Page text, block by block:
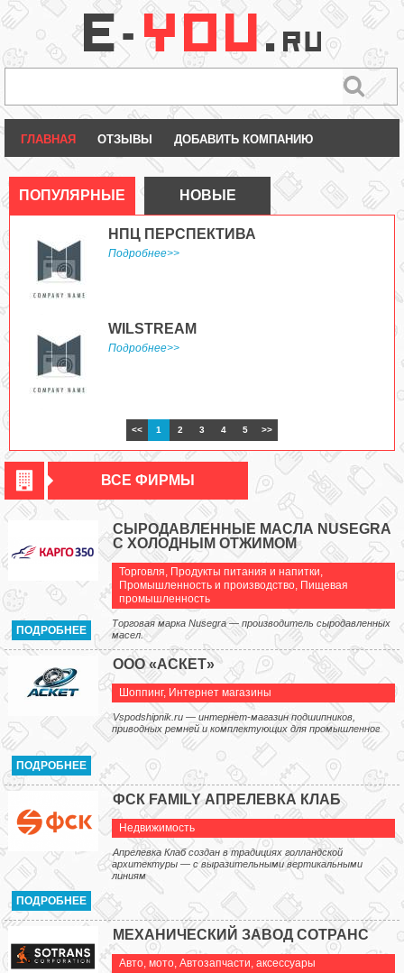
ГЛАВНАЯ ОТЗЫВЫ ДОБАВИТЬ КОМПАНИЮ
ПОПУЛЯРНЫЕ НОВЫЕ
НПЦ ПЕРСПЕКТИВА
Подробнее>>
WILSTREAM
Подробнее>>
<< 1 2 3 4 5 >>
ВСЕ ФИРМЫ
CЫРОДАВЛЕННЫЕ МАСЛА NUSEGRA
С ХОЛОДНЫМ ОТЖИМОМ
Торговля, Продукты питания и напитки,
Промышленность и производство, Пищевая
промышленность
Торговая марка Nusegra — производитель сыродавленных
масел.
ПОДРОБНЕЕ
ООО «АСКЕТ»
Шоппинг, Интернет магазины
Vspodshipnik.ru — интернет-магазин подшипников,
приводных ремней и комплектующих для промышленног
ПОДРОБНЕЕ
ФСК FAMILY АПРЕЛЕВКА КЛАБ
Недвижимость
Апрелевка Клаб создан в традициях голландской
архитектуры — с выразительными вертикальными
линиям
ПОДРОБНЕЕ
МЕХАНИЧЕСКИЙ ЗАВОД СОТРАНС
Авто, мото, Автозапчасти, аксессуары